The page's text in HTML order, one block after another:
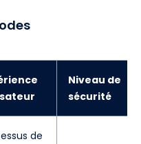
Niveau de
sécurité
de